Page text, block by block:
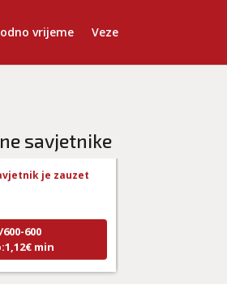
vrijeme Veze
savjetnike
min
/ Kod 369
600
min